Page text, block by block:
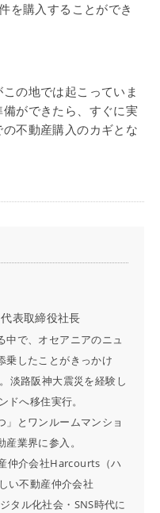
を購入することができ
の地では起こっていま
ができたら、すぐに実
不動産購入のカギとな
表取締役社長
中で、オセアニアのニュ
乗したことがきっかけ
淡路阪神大震災を経験し
ドへ移住実行。
」とワンルームマンショ
業界に参入。
仲介会社Harcourts（ハ
い不動産仲介会社
タル化社会・SNS時代に